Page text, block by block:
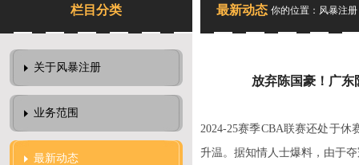
栏目分类
关于风暴注册
业务范围
最新动态
最新动态 你的位置： 风暴注册
放弃陈国豪！广东
2024-25赛季CBA联赛还处于
升温。据知情人士爆料，由于